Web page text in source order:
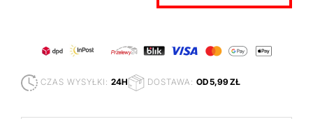
CZAS WYSYŁKI: 24H DOSTAWA: OD 5,99 ZŁ